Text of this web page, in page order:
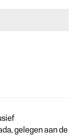
gelegen aan de